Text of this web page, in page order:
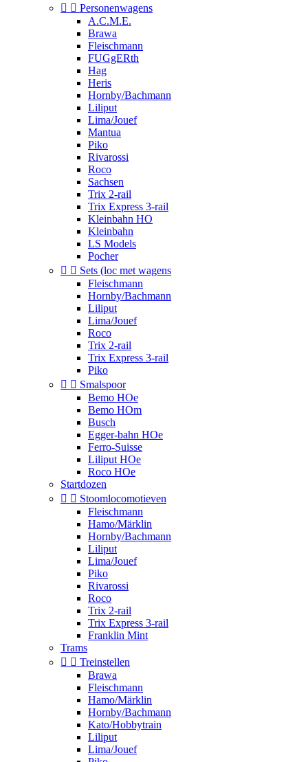
  Personenwagens
A.C.M.E.
Brawa
Fleischmann
FUGgERth
Hag
Heris
Hornby/Bachmann
Liliput
Lima/Jouef
Mantua
Piko
Rivarossi
Roco
Sachsen
Trix 2-rail
Trix Express 3-rail
Kleinbahn HO
Kleinbahn
LS Models
Pocher
  Sets (loc met wagens
Fleischmann
Hornby/Bachmann
Liliput
Lima/Jouef
Roco
Trix 2-rail
Trix Express 3-rail
Piko
  Smalspoor
Bemo HOe
Bemo HOm
Busch
Egger-bahn HOe
Ferro-Suisse
Liliput HOe
Roco HOe
Startdozen
  Stoomlocomotieven
Fleischmann
Hamo/Märklin
Hornby/Bachmann
Liliput
Lima/Jouef
Piko
Rivarossi
Roco
Trix 2-rail
Trix Express 3-rail
Franklin Mint
Trams
  Treinstellen
Brawa
Fleischmann
Hamo/Märklin
Hornby/Bachmann
Kato/Hobbytrain
Liliput
Lima/Jouef